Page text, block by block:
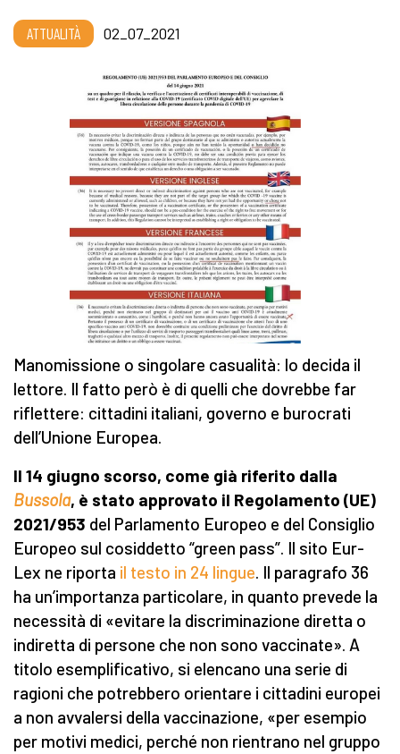
ATTUALITÀ 02_07_2021
Manomissione o singolare casualità: lo decida il
lettore. Il fatto però è di quelli che dovrebbe far
riflettere: cittadini italiani, governo e burocrati
dell’Unione Europea.
Il 14 giugno scorso, come già riferito dalla
Bussola, è stato approvato il Regolamento (UE)
2021/953 del Parlamento Europeo e del Consiglio
Europeo sul cosiddetto “green pass”. Il sito Eur-
Lex ne riporta il testo in 24 lingue. Il paragrafo 36
ha un’importanza particolare, in quanto prevede la
necessità di «evitare la discriminazione diretta o
indiretta di persone che non sono vaccinate». A
titolo esemplificativo, si elencano una serie di
ragioni che potrebbero orientare i cittadini europei
a non avvalersi della vaccinazione, «per esempio
per motivi medici, perché non rientrano nel gruppo